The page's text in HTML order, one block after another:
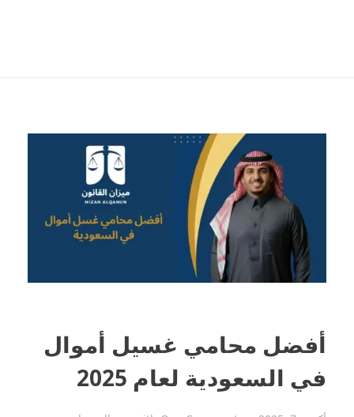
أفضل محامي غسيل أموال
في السعودية لعام 2025